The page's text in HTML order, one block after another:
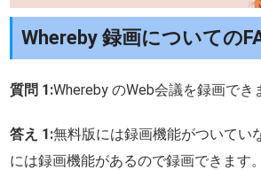
Whereby 録画についての
質問 1:Whereby のWeb会議を録画でき
答え 1:無料版には録画機能がついてい
には録画機能があるので録画できます。